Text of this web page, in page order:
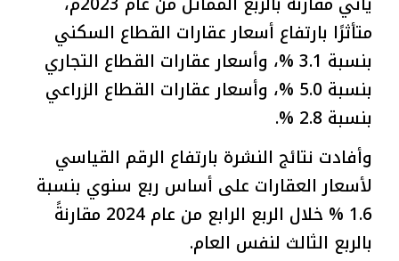
متأثرًا بارتفاع أسعار عقارات القطاع السكني
بنسبة 3.1 %، وأسعار عقارات القطاع التجاري
بنسبة 5.0 %، وأسعار عقارات القطاع الزراعي
بنسبة 2.8 %.
وأفادت نتائج النشرة بارتفاع الرقم القياسي
لأسعار العقارات على أساس ربع سنوي بنسبة
1.6 % خلال الربع الرابع من عام 2024 مقارنةً
بالربع الثالث لنفس العام.